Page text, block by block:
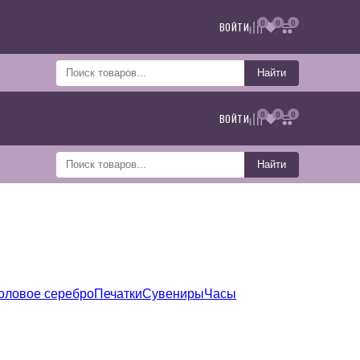
ВОЙТИ 0 0 0
Найти
ВОЙТИ 0 0 0
Найти
сереброПечаткиСувенирыЧасы